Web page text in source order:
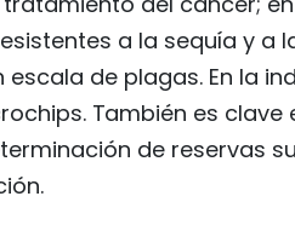
a la sequía y a
de plagas. En la
También es
de reservas